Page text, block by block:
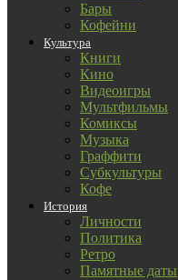
Бары
Кофейни
Культура
Книги
Кино
Видеоигры
Мультфильмы
Комиксы
Музыка
Граффити
Субкультуры
Кофе
История
Личности
Политика
Ретро
Памятные даты